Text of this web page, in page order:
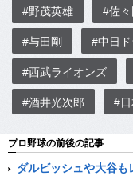
#野茂英雄 #佐々
#与田剛 #中日
#西武ライオンズ
#酒井光次郎 #
プロ野球の前後の記事
ダルビッシュや大谷